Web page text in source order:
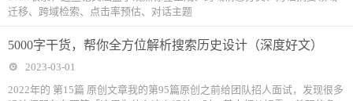
迁移、跨域检索、点击率预估、对话主题
5000字干货，帮你全方位解析搜索历史设计（深度好文）
2023-03-01
2022年的 第15篇 原创文章我的第95篇原创之前给团队招人面试，发现很多